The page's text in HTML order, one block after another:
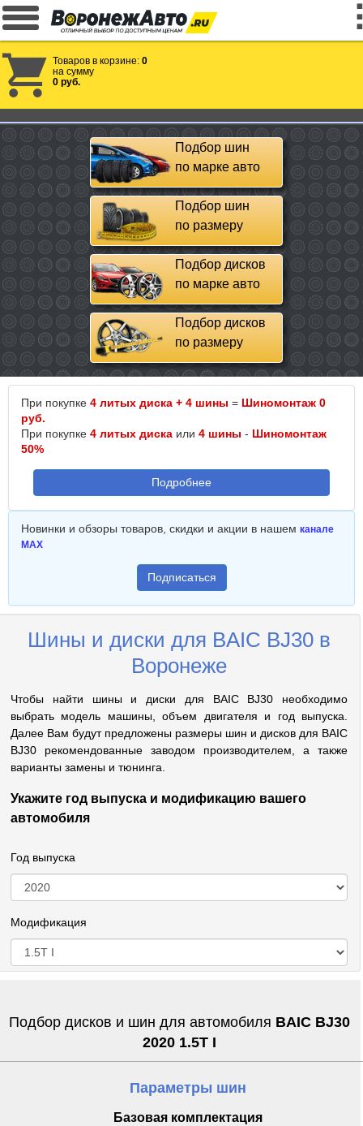
Товаров в корзине: 0
на сумму
0 руб.
Подбор шин
по марке авто
Подбор шин
по размеру
Подбор дисков
по марке авто
Подбор дисков
по размеру
При покупке 4 литых диска + 4 шины = Шиномонтаж 0
руб.
При покупке 4 литых диска или 4 шины - Шиномонтаж
50%
Подробнее
Новинки и обзоры товаров, скидки и акции в нашем канале
MAX
Подписаться
Шины и диски для BAIC BJ30 в
Воронеже
Чтобы найти шины и диски для BAIC BJ30 необходимо
выбрать модель машины, объем двигателя и год выпуска.
Далее Вам будут предложены размеры шин и дисков для BAIC
BJ30 рекомендованные заводом производителем, а также
варианты замены и тюнинга.
Укажите год выпуска и модификацию вашего
автомобиля
Год выпуска
Модификация
Подбор дисков и шин для автомобиля BAIC BJ30
2020 1.5T I
Параметры шин
Базовая комплектация